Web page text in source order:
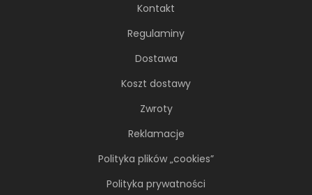
Kontakt
Regulaminy
Dostawa
Koszt dostawy
Zwroty
Reklamacje
Polityka plików „cookies”
Polityka prywatności